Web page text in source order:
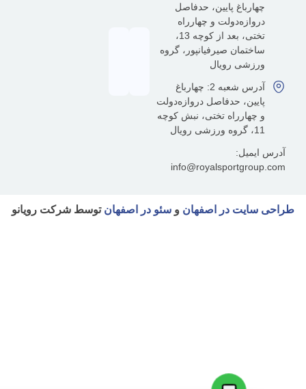
پایین، حدفاصل
و چهارراه
تختی، بعد از کوچه 13،
صیرفیانپور، گروه
رویال
آدرس شعبه 2: چهارباغ
حدفاصل دروازه‌دولت
تختی، نبش کوچه
در اصفهانوسئو در اصفهانتوسط شرکت رویانو